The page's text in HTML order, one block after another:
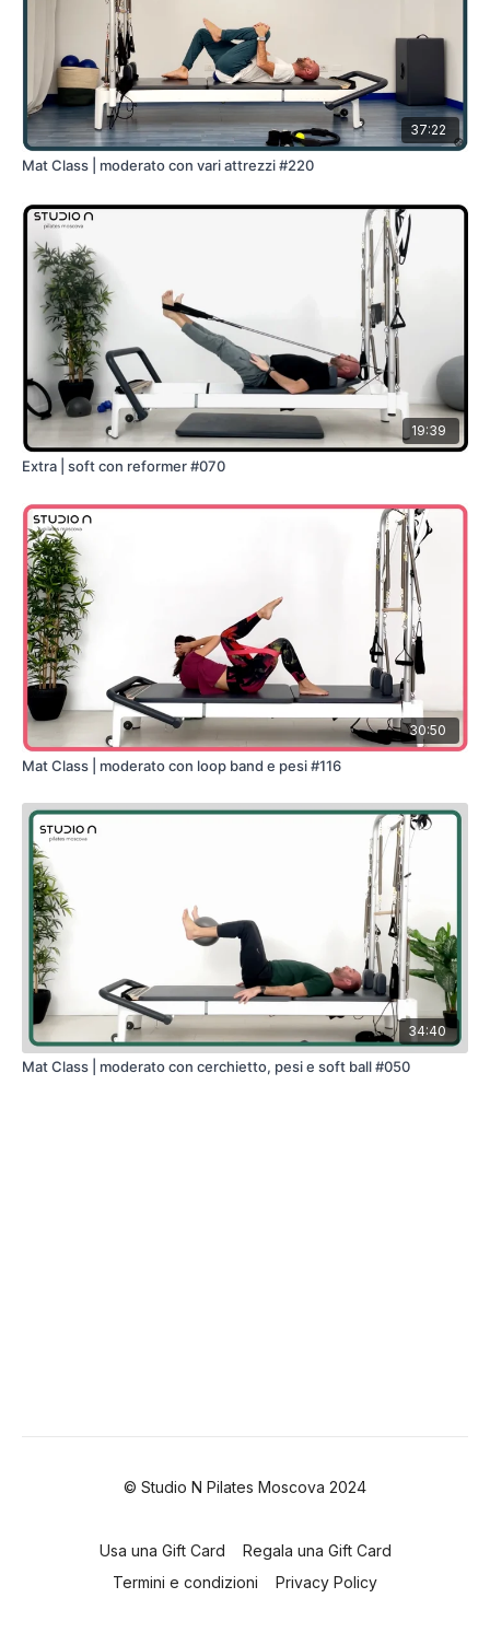
37:22
Mat Class | moderato con vari attrezzi #220
19:39
Extra | soft con reformer #070
30:50
Mat Class | moderato con loop band e pesi #116
34:40
Mat Class | moderato con cerchietto, pesi e soft ball #050
© Studio N Pilates Moscova 2024
Usa una Gift Card
Regala una Gift Card
Termini e condizioni
Privacy Policy